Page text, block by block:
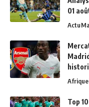
01
Actu
Afrique
Top